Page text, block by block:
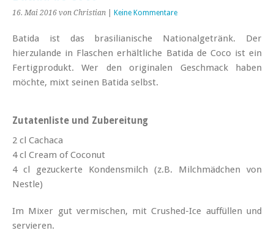
16. Mai 2016 von Christian Keine Kommentare
Batida ist das brasilianische Nationalgetränk. Der
hierzulande in Flaschen erhältliche Batida de Coco ist ein
Fertigprodukt. Wer den originalen Geschmack haben
möchte, mixt seinen Batida selbst.
Zutatenliste und Zubereitung
2 cl Cachaca
4 cl Cream of Coconut
4 cl gezuckerte Kondensmilch (z.B. Milchmädchen von
Nestle)
Im Mixer gut vermischen, mit Crushed-Ice auffüllen und
servieren.